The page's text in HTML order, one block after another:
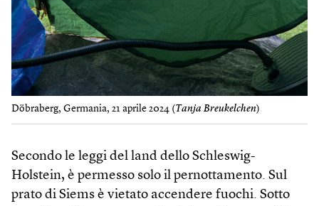
Döbraberg, Germania, 21 aprile 2024 (Tanja Breukelchen)
Secondo le leggi del land dello Schleswig-
Holstein, è permesso solo il pernottamento. Sul
prato di Siems è vietato accendere fuochi. Sotto